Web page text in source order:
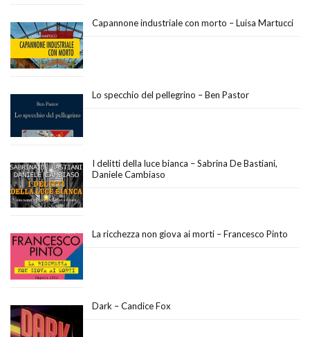
Capannone industriale con morto – Luisa Martucci
Lo specchio del pellegrino – Ben Pastor
I delitti della luce bianca – Sabrina De Bastiani,
Daniele Cambiaso
La ricchezza non giova ai morti – Francesco Pinto
Dark – Candice Fox